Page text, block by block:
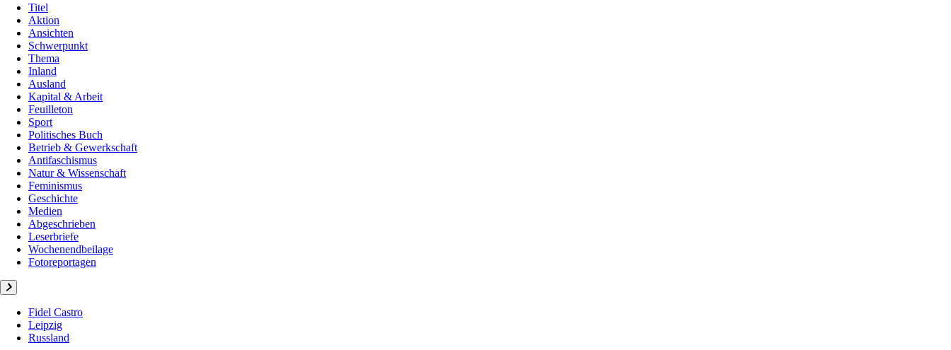
Titel
Aktion
Ansichten
Schwerpunkt
Thema
Inland
Ausland
Kapital & Arbeit
Feuilleton
Sport
Politisches Buch
Betrieb & Gewerkschaft
Antifaschismus
Natur & Wissenschaft
Feminismus
Geschichte
Medien
Abgeschrieben
Leserbriefe
Wochenendbeilage
Fotoreportagen
Fidel Castro
Leipzig
Russland